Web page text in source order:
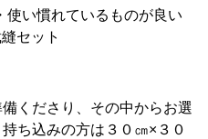
使い慣れているものが良い
セット
くださり、その中からお選
ち込みの方は３０㎝×３０